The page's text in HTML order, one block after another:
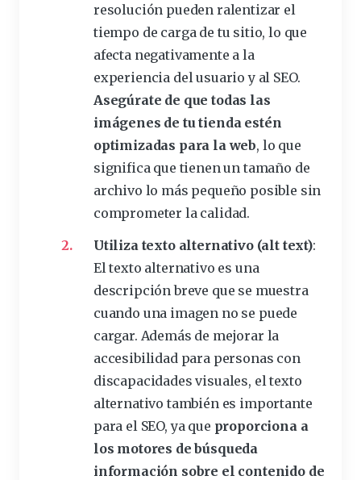
resolución pueden ralentizar el
tiempo de carga de tu sitio, lo que
afecta negativamente a la
experiencia del usuario y al SEO.
Asegúrate de que todas las
imágenes de tu tienda estén
optimizadas para la web, lo que
significa que tienen un tamaño de
archivo lo más pequeño posible sin
comprometer la calidad.
Utiliza texto alternativo (alt text):
El texto alternativo es una
descripción breve que se muestra
cuando una imagen no se puede
cargar. Además de mejorar la
accesibilidad para personas con
discapacidades visuales, el texto
alternativo también es importante
para el SEO, ya que proporciona a
los motores de búsqueda
información sobre el contenido de